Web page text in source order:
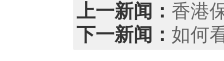
上一新闻： 香港
下一新闻： 如何